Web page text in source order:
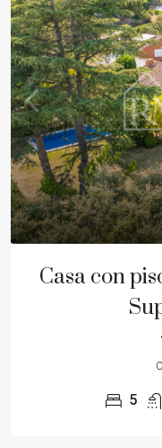
Casa con
5